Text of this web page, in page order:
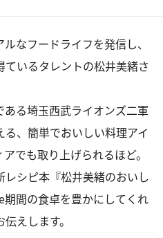
なフードライフを発信し、
いるタレントの松井美緒さ
る埼玉西武ライオンズ二軍
、簡単でおいしい料理アイ
でも取り上げられるほど。
シピ本『松井美緒のおいし
間の食卓を豊かにしてくれ
えします。